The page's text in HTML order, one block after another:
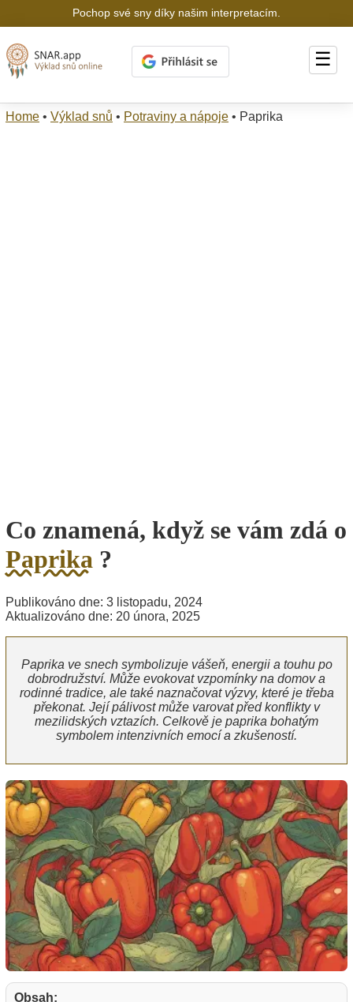
Pochop své sny díky našim interpretacím.
☰
Home • Výklad snů • Potraviny a nápoje • Paprika
Co znamená, když se vám zdá o
Paprika ?
Publikováno dne: 3 listopadu, 2024
Aktualizováno dne: 20 února, 2025
Paprika ve snech symbolizuje vášeň, energii a touhu po
dobrodružství. Může evokovat vzpomínky na domov a
rodinné tradice, ale také naznačovat výzvy, které je třeba
překonat. Její pálivost může varovat před konflikty v
mezilidských vztazích. Celkově je paprika bohatým
symbolem intenzivních emocí a zkušeností.
Obsah: